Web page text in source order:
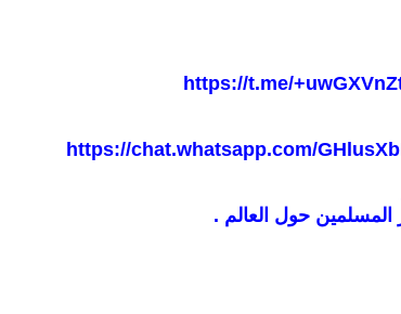
https://t.me/
https://chat.whatsapp.com/
حول العالم .